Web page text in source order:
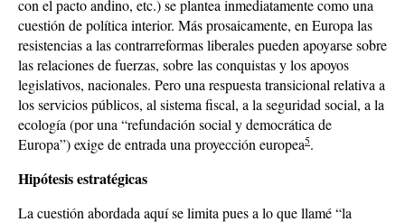
con el pacto andino, etc.) se plantea inmediatamente como una
cuestión de política interior. Más prosaicamente, en Europa las
resistencias a las contrarreformas liberales pueden apoyarse sobre
las relaciones de fuerzas, sobre las conquistas y los apoyos
legislativos, nacionales. Pero una respuesta transicional relativa a
los servicios públicos, al sistema fiscal, a la seguridad social, a la
ecología (por una “refundación social y democrática de
Europa”) exige de entrada una proyección europea5.
Hipótesis estratégicas
La cuestión abordada aquí se limita pues a lo que llamé “la